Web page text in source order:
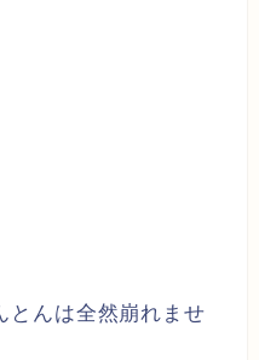
とんは全然崩れませ